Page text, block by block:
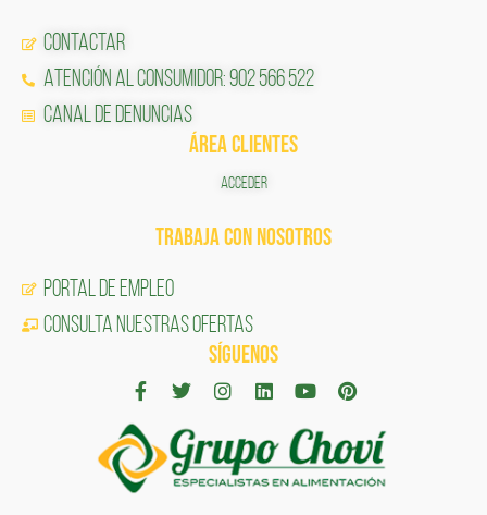
Contactar
Atención al Consumidor: 902 566 522
Canal de Denuncias
ÁREA CLIENTES
ACCEDER
TRABAJA CON NOSOTROS
Portal de Empleo
CONSULTA NUESTRAS OFERTAS
SÍGUENOS